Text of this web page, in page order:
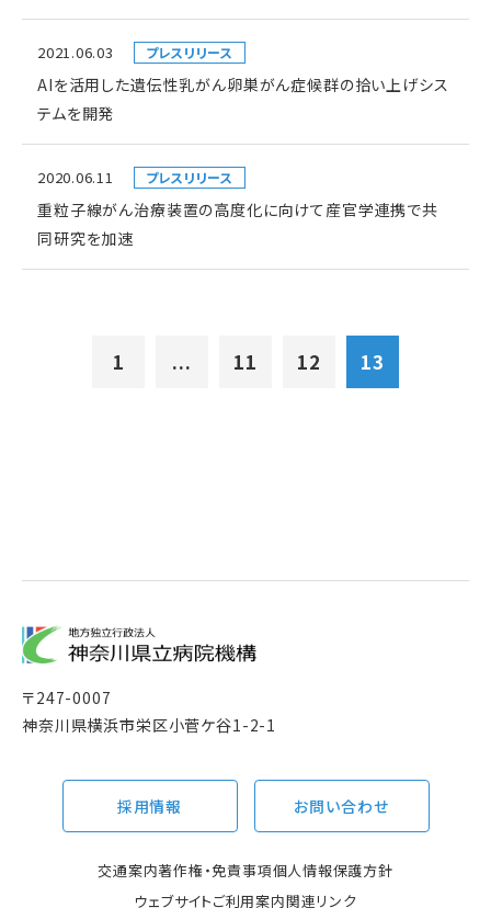
2021.06.03 プレスリリース
AIを活用した遺伝性乳がん卵巣がん症候群の拾い上げシス
テムを開発
2020.06.11 プレスリリース
重粒子線がん治療装置の高度化に向けて産官学連携で共
同研究を加速
1 ... 11 12 13
〒247-0007
神奈川県横浜市栄区小菅ケ谷1-2-1
採用情報 お問い合わせ
交通案内著作権・免責事項個人情報保護方針
ウェブサイトご利用案内関連リンク